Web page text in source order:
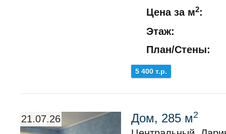
Цена за м2:
Этаж:
План/Стены:
5 400 т.р.
21.07.26 Дом, 285 м2